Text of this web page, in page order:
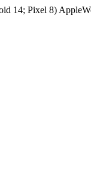
14; Pixel 8)